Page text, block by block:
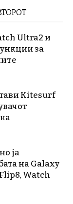
Ultra2 и
за
Kitesurf
ја
на Galaxy
Watch